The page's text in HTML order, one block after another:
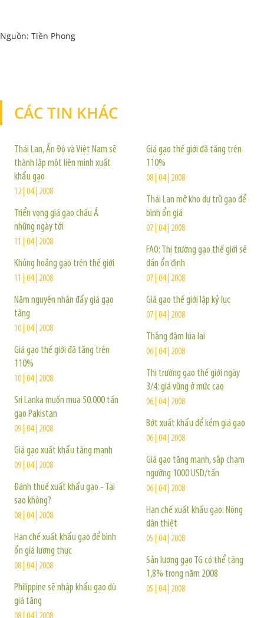
Nguồn: Tiền Phong
CÁC TIN KHÁC
Thái Lan, Ấn Độ và Việt Nam sẽ
thành lập một liên minh xuất
khẩu gạo
12 | 04 | 2008
Triển vọng giá gạo châu Á
những ngày tới
11 | 04 | 2008
Khủng hoảng gạo trên thế giới
11 | 04 | 2008
Năm nguyên nhân đẩy giá gạo
tăng
10 | 04 | 2008
Giá gạo thế giới đã tăng trên
110%
10 | 04 | 2008
Sri Lanka muốn mua 50.000 tấn
gạo Pakistan
09 | 04 | 2008
Giá gạo xuất khẩu tăng mạnh
09 | 04 | 2008
Đánh thuế xuất khẩu gạo - Tại
sao không?
08 | 04 | 2008
Hạn chế xuất khẩu gạo để bình
ổn giá lương thực
08 | 04 | 2008
Philippine sẽ nhập khẩu gạo dù
giá tăng
Giá gạo thế giới đã tăng trên
110%
08 | 04 | 2008
Thái Lan mở kho dự trữ gạo để
bình ổn giá
07 | 04 | 2008
FAO: Thị trường gạo thế giới sẽ
dần ổn định
07 | 04 | 2008
Giá gạo thế giới lập kỷ lục
07 | 04 | 2008
Thắng đậm lúa lai
06 | 04 | 2008
Thị trường gạo thế giới ngày
3/4: giá vững ở mức cao
06 | 04 | 2008
Bớt xuất khẩu để kềm giá gạo
06 | 04 | 2008
Giá gạo tăng mạnh, sắp chạm
ngưỡng 1000 USD/tấn
06 | 04 | 2008
Hạn chế xuất khẩu gạo: Nông
dân thiệt
05 | 04 | 2008
Sản lượng gạo TG có thể tăng
1,8% trong năm 2008
05 | 04 | 2008